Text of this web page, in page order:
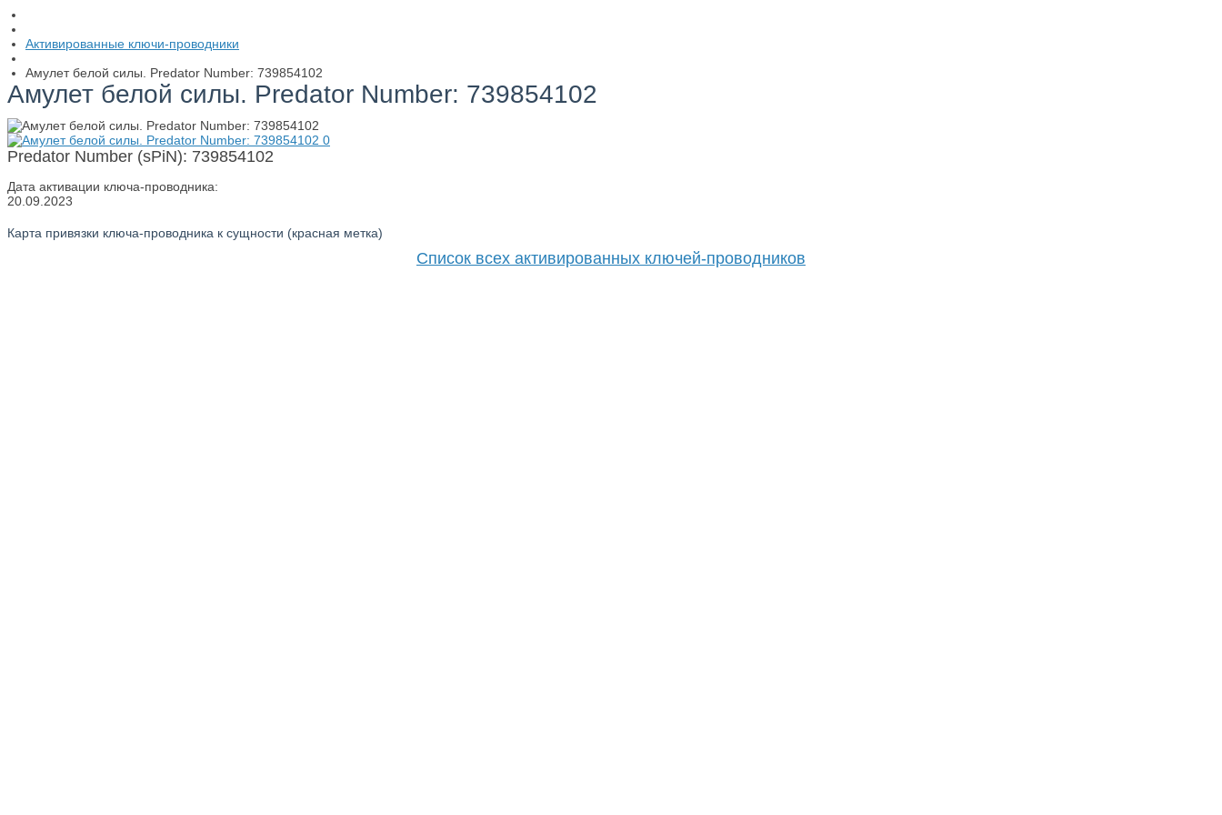
Активированные ключи-проводники
Амулет белой силы. Predator Number: 739854102
Амулет белой силы. Predator Number: 739854102
Predator Number (sPiN): 739854102
Дата активации ключа-проводника:
20.09.2023
Карта привязки ключа-проводника к сущности (красная метка)
Список всех активированных ключей-проводников